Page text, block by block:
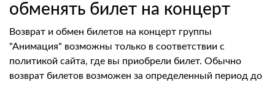
обменять билет на концерт
Возврат и обмен билетов на концерт группы
"Анимация" возможны только в соответствии с
политикой сайта, где вы приобрели билет. Обычно
возврат билетов возможен за определенный период до